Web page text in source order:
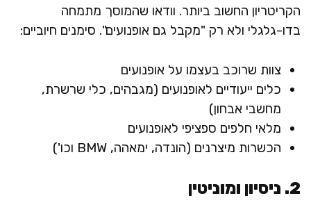
הקריטריון החשוב ביותר. וודאו שהמוסך מתמחה
בדו-גלגלי ולא רק "מקבל גם אופנועים". סימנים חיוביים:
צוות שרוכב בעצמו על אופנועים
כלים ייעודיים לאופנועים (מגבהים, כלי שרשרת,
מחשבי אבחון)
מלאי חלפים ספציפי לאופנועים
הכשרות מיצרנים (הונדה, ימאהה, BMW וכו')
2. ניסיון ומוניטין